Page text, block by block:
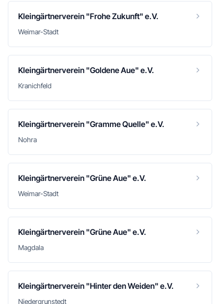
Kleingärtnerverein "Frohe Zukunft" e.V.
Weimar-Stadt
Kleingärtnerverein "Goldene Aue" e.V.
Kranichfeld
Kleingärtnerverein "Gramme Quelle" e.V.
Nohra
Kleingärtnerverein "Grüne Aue" e.V.
Weimar-Stadt
Kleingärtnerverein "Grüne Aue" e.V.
Magdala
Kleingärtnerverein "Hinter den Weiden" e.V.
Niedergrunstedt